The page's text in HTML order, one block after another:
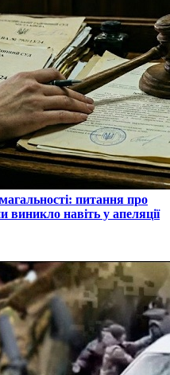
питання про
виникло навіть у апеляції